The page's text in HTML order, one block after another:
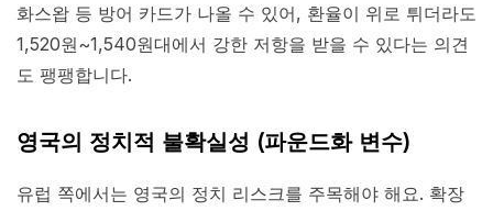
화스왑 등 방어 카드가 나올 수 있어, 환율이 위로 튀더라도
1,520원~1,540원대에서 강한 저항을 받을 수 있다는 의견
도 팽팽합니다.
영국의 정치적 불확실성 (파운드화 변수)
유럽 쪽에서는 영국의 정치 리스크를 주목해야 해요. 확장